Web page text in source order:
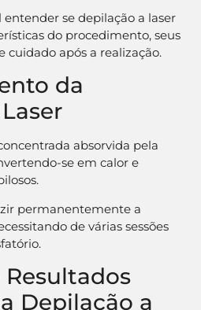
se depilação a laser
do procedimento, seus
cuidado após a realização.
da
absorvida pela
se em calor e
permanentemente a
de várias sessões
Depilação a